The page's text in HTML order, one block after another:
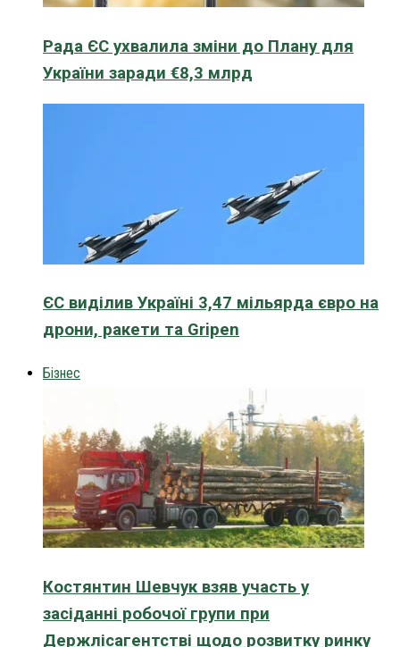
Рада ЄС ухвалила зміни до Плану для
України заради €8,3 млрд
ЄС виділив Україні 3,47 мільярда євро на
дрони, ракети та Gripen
Бізнес
Костянтин Шевчук взяв участь у
засіданні робочої групи при
Держлісагентстві щодо розвитку ринку